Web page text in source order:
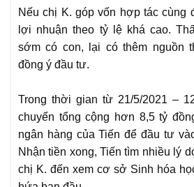
Nếu chị K. góp vốn hợp tác cùng
lợi nhuận theo tỷ lệ khá cao.
sớm có con, lại có thêm nguồn
đồng ý đầu tư.
Trong thời gian từ 21/5/2021 –
chuyển tổng cộng hơn 8,5 tỷ
ngân hàng của Tiến để đầu tư
Nhận tiền xong, Tiến tìm nhiều lý
chị K. đến xem cơ sở Sinh hóa